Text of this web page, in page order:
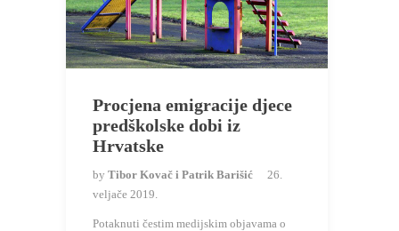
Procjena emigracije djece
predškolske dobi iz
Hrvatske
by Tibor Kovač i Patrik Barišić
26.
veljače 2019.
Potaknuti čestim medijskim objavama o